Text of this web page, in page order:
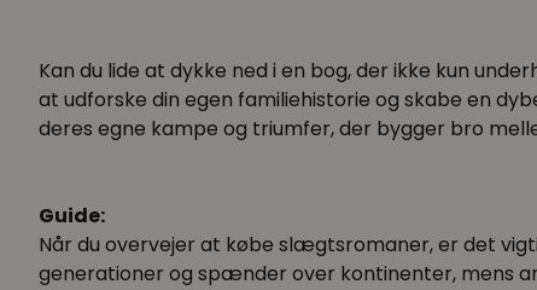
Kan du lide at dykke ned i en bog, der ikke kun
at udforske din egen familiehistorie og skabe en
deres egne kampe og triumfer, der bygger bro
Guide:
Når du overvejer at købe slægtsromaner, er det
generationer og spænder over kontinenter, mens